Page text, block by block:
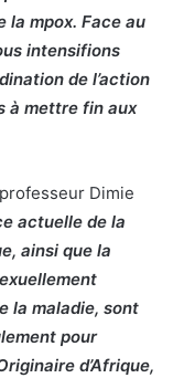
la mpox. Face au
intensifions
de l’action
à mettre fin aux
Dimie
actuelle de la
ainsi que la
la maladie, sont
pour
d’Afrique,